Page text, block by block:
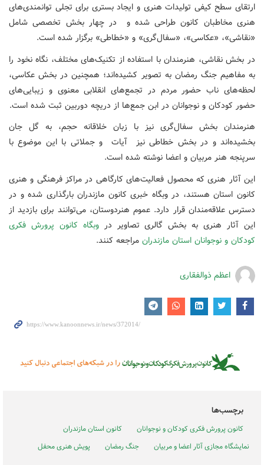
ارتقای سطح کیفی تولیدات هنری و ایجاد بستری برای تجلی توانمندی‌های
هنری مخاطبان کانون طراحی شده و در چهار بخش تخصصی شامل
«نقاشی»، «عکاسی»، «سفال‌گری» و «خطاطی» برگزار شده است.
در بخش نقاشی، هنرمندان با استفاده از تکنیک‌های مختلف، نگاه نخود را
به مفاهیم جنگ رمضان به تصویر کشیده‌اند؛ همچنین در بخش عکاسی،
لحظه‌های ناب حضور مردم در تجمع‌های انقلابی معنوی و زیبایی‌های
حضور کودکان و نوجوانان در ابن جمع‌ها از دریچه دوربین ثبت شده است.
هنرمندان بخش سفال‌گری نیز با زبان خلاقانه حجم، به گل جان
بخشیده‌اند و در بخش خطاطی نیز آیات و جملاتی با این موضوع با
سرپنجه هنر مربیان و اعضا نوشته شده است.
این آثار هنری که محصول فعالیت‌های کارگاهی در مراکز فرهنگی و هنری
کانون استان هستند، در وبگاه خبری کانون مازندران بارگذاری شده و در
دسترس علاقه‌مندان قرار دارد. عموم هنردوستان، می‌توانند برای بازدید از
این آثار هنری به بخش گالری تصاویر در وبگاه کانون پرورش فکری
کودکان و نوجوانان استان مازندران مراجعه کنند.
اعظم ذوالفقاری
برچسب‌ها
کانون پرورش فکری کودکان و نوجوانان
کانون استان مازندران
نمایشگاه مجازی آثار اعضا و مربیان
جنگ رمضان پویش هنری محفل